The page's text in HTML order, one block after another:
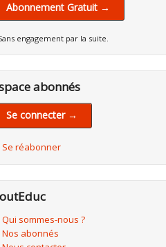
Abonnement Gratuit →
engagement par la suite.
abonnés
Se connecter →
Se réabonner
Qui sommes-nous ?
Nos abonnés